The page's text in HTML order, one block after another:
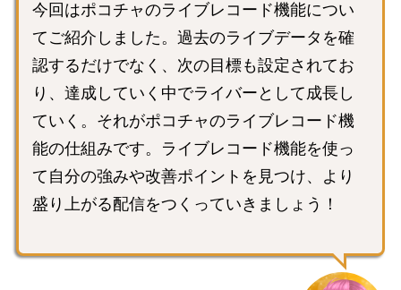
今回はポコチャのライブレコード機能につい
てご紹介しました。過去のライブデータを確
認するだけでなく、次の目標も設定されてお
り、達成していく中でライバーとして成長し
ていく。それがポコチャのライブレコード機
能の仕組みです。ライブレコード機能を使っ
て自分の強みや改善ポイントを見つけ、より
盛り上がる配信をつくっていきましょう！